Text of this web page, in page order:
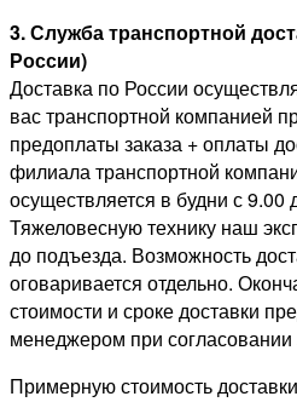
3. Служба транспортной
России)
Доставка по России
вас транспортной компанией
предоплаты заказа + оплаты
филиала транспортной
осуществляется в будни с 9.00
Тяжеловесную технику наш
до подъезда. Возможность
оговаривается отдельно.
стоимости и сроке доставки
менеджером при согласовании
Примерную стоимость